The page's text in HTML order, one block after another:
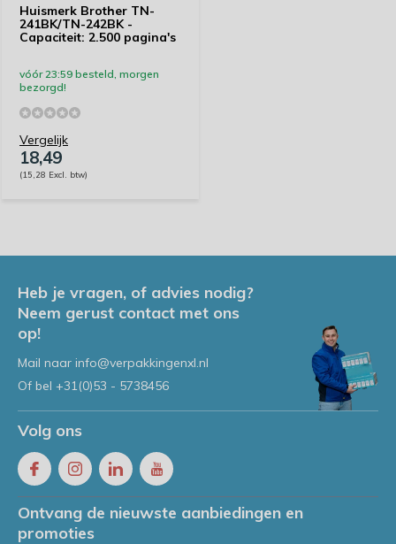
Huismerk Brother TN-
241BK/TN-242BK -
Capaciteit: 2.500 pagina's
vóór 23:59 besteld, morgen
bezorgd!
Vergelijk
18,49
(15,28 Excl. btw)
Heb je vragen, of advies nodig?
Neem gerust contact met ons
op!
Mail naar info@verpakkingenxl.nl
Of bel +31(0)53 - 5738456
Volg ons
Ontvang de nieuwste aanbiedingen en
promoties